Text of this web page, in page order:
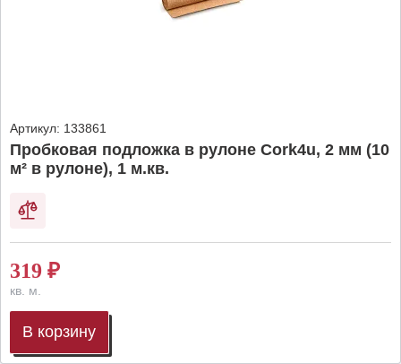
Артикул: 133861
Пробковая подложка в рулоне Cork4u, 2 мм (10
м² в рулоне), 1 м.кв.
319 ₽
кв. м.
В корзину